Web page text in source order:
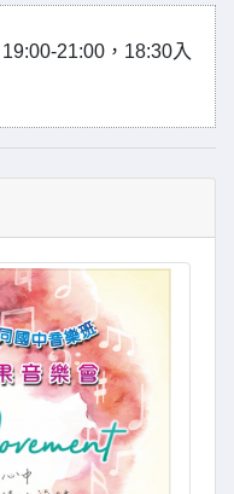
21:00，18:30入